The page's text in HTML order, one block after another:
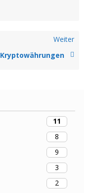
11
8
9
3
2
Weiter
Kryptowährungen